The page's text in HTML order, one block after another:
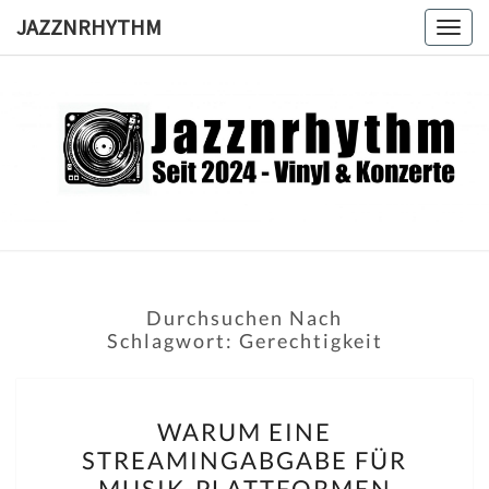
JAZZNRHYTHM
Seit
2024 –
Durchsuchen Nach
Schlagwort: Gerechtigkeit
EINE
STREAMINGABGABE
WARUM EINE
STREAMINGABGABE FÜR